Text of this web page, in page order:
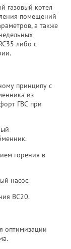
газовый котел
помещений
а также
либо с
принципу с
из
ГВС при
горения в
насос.
BC20.
оптимизации